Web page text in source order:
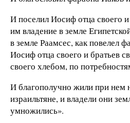
И поселил Иосиф отца своего
им владение в земле
в земле Раамсес, как повелел
Иосиф отца своего и братьев
своего хлебом, по
И благополучно жили при
израильтяне, и владели они
умножились».